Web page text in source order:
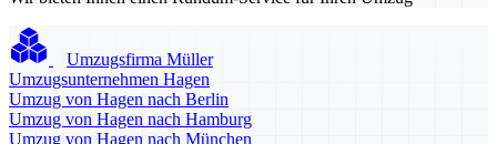
Umzugsfirma Müller
Umzugsunternehmen Hagen
Umzug von Hagen nach Berlin
Umzug von Hagen nach Hamburg
Umzug von Hagen nach München